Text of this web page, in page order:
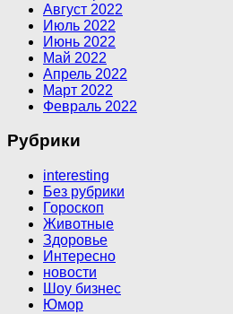
Август 2022
Июль 2022
Июнь 2022
Май 2022
Апрель 2022
Март 2022
Февраль 2022
Рубрики
interesting
Без рубрики
Гороскоп
Животные
Здоровье
Интересно
новости
Шоу бизнес
Юмор